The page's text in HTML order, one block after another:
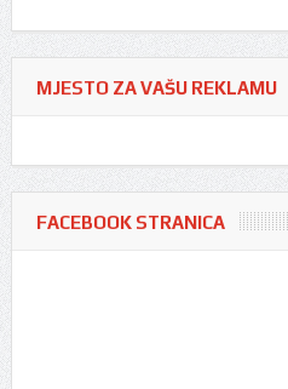
MJESTO ZA VAŠU REKLAMU
FACEBOOK STRANICA